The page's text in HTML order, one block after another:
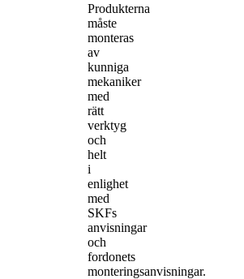
Produkterna
måste
monteras
av
kunniga
mekaniker
med
rätt
verktyg
och
helt
i
enlighet
med
SKFs
anvisningar
och
fordonets
monteringsanvisningar.